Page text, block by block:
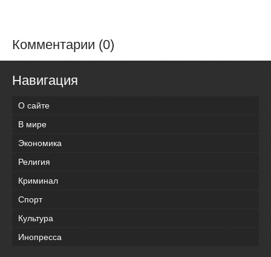
Комментарии (0)
Навигация
О сайте
В мире
Экономика
Религия
Криминал
Спорт
Культура
Инопресса